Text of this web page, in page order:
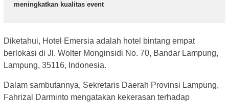
meningkatkan kualitas event
Diketahui, Hotel Emersia adalah hotel bintang empat
berlokasi di Jl. Wolter Monginsidi No. 70, Bandar Lampung,
Lampung, 35116, Indonesia.
Dalam sambutannya, Sekretaris Daerah Provinsi Lampung,
Fahrizal Darminto mengatakan kekerasan terhadap